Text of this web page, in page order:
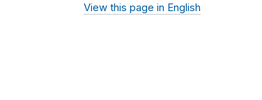
View this page in English